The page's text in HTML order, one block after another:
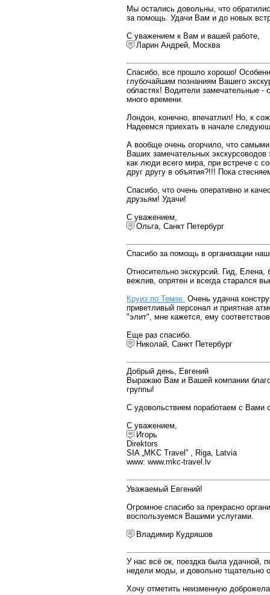
Мы остались довольны, что
за помощь. Удачи Вам и до новых
С уважением к Вам и вашей работе,
Ларин Андрей, Москва
Спасибо, все прошло хорошо!
глубочайшим познаниям Вашего
областях! Водители замечательные -
много времени.
Лондон, конечно, впечатлил! Но, к
Надеемся приехать в начале
А вообще очень огорчило, что
Ваших замечательных
как люди всего мира, при встрече с
друг другу в объятия?!!! Пока
Cпасибо, что очень оперативно и
друзьям! Удачи!
С уважением,
Ольга, Санкт Петербург
Спасибо за помощь в организации
Относительно экскурсий. Гид,
вежлив, опрятен и всегда старался
Круиз по Темзе. Очень удачна
приветливый персонал и приятная
"элит", мне кажется, ему
Еще раз спасибо.
Николай, Санкт Петербург
Добрый день, Евгений
Выражаю Вам и Вашей компании
группы!
С удовольствием поработаем с Вами
С уважением,
Игорь
Direktors
SIA „MKC Travel” , Riga, Latvia
www: www.mkc-travel.lv
Уважаемый Евгений!
Огромное спасибо за прекрасно
воспользуемся Вашими услугами.
Владимир Кудряшов
У нас всё ок, поездка была удачной,
недели моды, и довольно тщательно
Хочу отметить неизменную